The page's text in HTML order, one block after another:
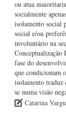
ou atua
socialmente
isolamento social
social e/ou
involuntário na
Conceptualização
fase do
que condicionam
isolamento traduz
se numa visão
Catarina